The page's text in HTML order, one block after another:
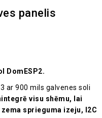
panelis
DomESP2.
ar 900 mils galvenes soli
integrē visu shēmu, lai
sprieguma izeju, I2C